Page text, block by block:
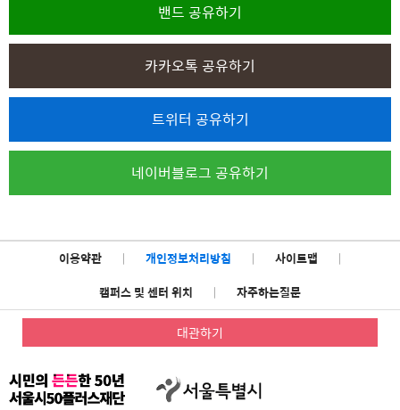
밴드 공유하기
카카오톡 공유하기
트위터 공유하기
네이버블로그 공유하기
이용약관 | 개인정보처리방침 | 사이트맵
|
캠퍼스 및 센터 위치
| 자주하는질문
대관하기